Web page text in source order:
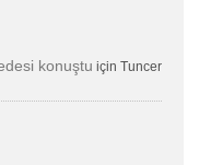
konuştu için Tuncer